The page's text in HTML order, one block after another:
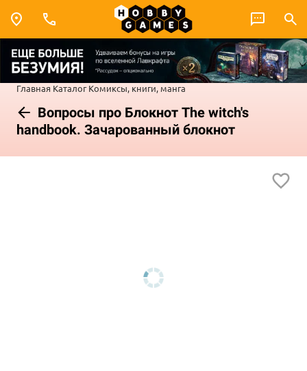
Главная Каталог Комиксы, книги, манга
Вопросы про Блокнот The witch's
handbook. Зачарованный блокнот